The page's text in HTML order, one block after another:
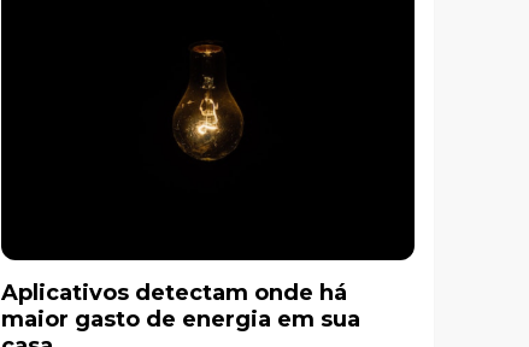
Aplicativos detectam onde há
maior gasto de energia em sua